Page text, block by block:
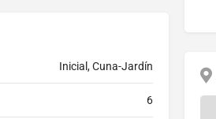
Inicial, Cuna-Jardín
6